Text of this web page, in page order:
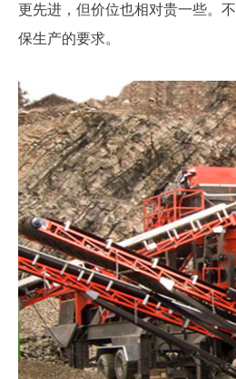
更先进，但价位也相对贵一些。
保生产的要求。